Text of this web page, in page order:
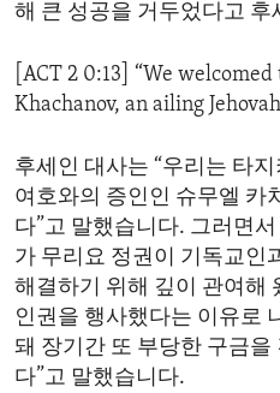
해 큰 성공을 거두었다고
[ACT 2 0:13] “We
Khachanov, an ailing
후세인 대사는 “우리는 타
여호와의 증인인 슈무엘 카
다”고 말했습니다. 그러면
가 무리요 정권이 기독교인
해결하기 위해 깊이 관여해
인권을 행사했다는 이유로
돼 장기간 또 부당한 구금을
다”고 말했습니다.